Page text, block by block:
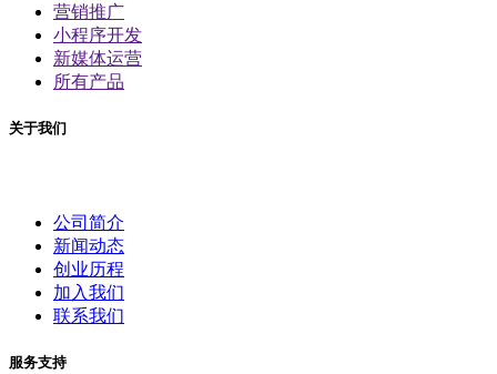
营销推广
小程序开发
新媒体运营
所有产品
关于我们
公司简介
新闻动态
创业历程
加入我们
联系我们
服务支持